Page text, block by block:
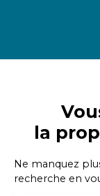
la
Ne manquez
recherche en